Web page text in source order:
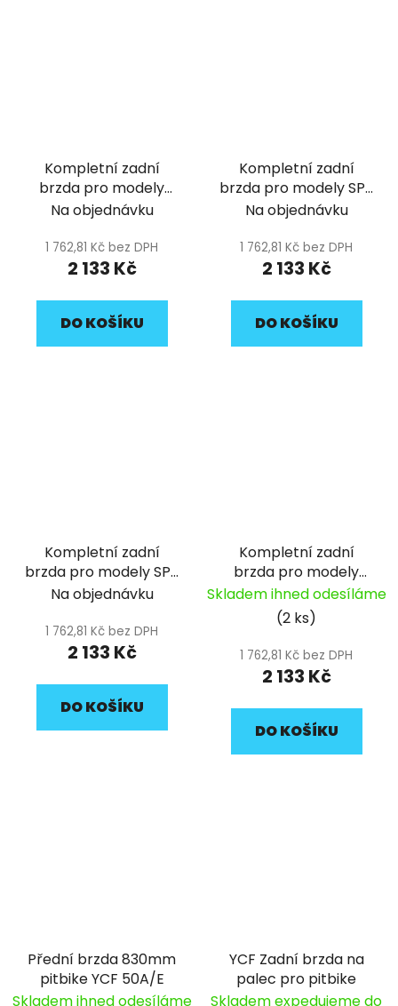
Kompletní zadní
brzda pro modely
PILOT 125,150 , SP2 a
Na objednávku
1 762,81 Kč bez DPH
2 133 Kč
DO KOŠÍKU
Kompletní zadní
brzda pro modely SP2
pitbike YCF
Na objednávku
1 762,81 Kč bez DPH
2 133 Kč
DO KOŠÍKU
Kompletní zadní
brzda pro modely SP3
a BIGY pitbike YCF
Na objednávku
1 762,81 Kč bez DPH
2 133 Kč
DO KOŠÍKU
Kompletní zadní
brzda pro modely
START 125, START
125SE, 88SE a SM125
pitbike YCF
Skladem ihned odesíláme
(2 ks)
1 762,81 Kč bez DPH
2 133 Kč
DO KOŠÍKU
Přední brzda 830mm
pitbike YCF 50A/E
Skladem ihned odesíláme
YCF Zadní brzda na
palec pro pitbike
Skladem expedujeme do